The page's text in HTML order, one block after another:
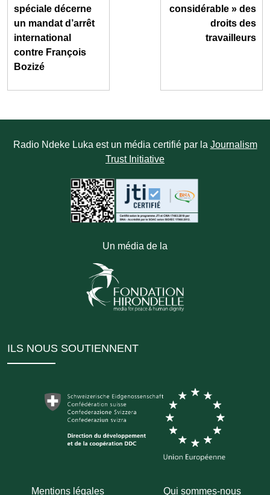
spéciale décerne
un mandat d’arrêt
international
contre François
Bozizé
considérable » des
droits des
travailleurs
Radio Ndeke Luka est un média certifié par la Journalism
Trust Initiative
Un média de la
ILS NOUS SOUTIENNENT
Mentions légales Qui sommes-nous